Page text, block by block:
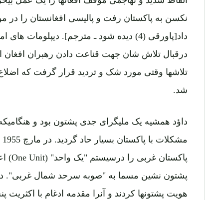
نکسن به پاکستان رفت و پالیسی افغانستان را در
داد[پاورقی (4) دیده شود ـ مترجم].
درقبال تلاش شان جهت قناعت دادن رهبران افغان
تلاشها وقتی مورد شک و تردید قرار گرفت که
پاکستان غربی را درسیستم "یک واحد"
پشتون نشین مسما به "صوبه سرحد شمال غربی". داؤد